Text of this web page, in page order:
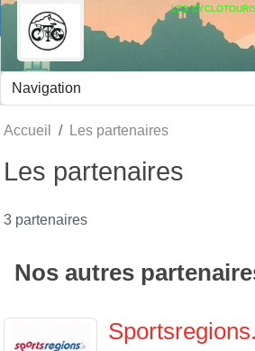
LES
Accueil Les partenaires
Les partenaires
3 partenaires
Nos autres
Panneau de gestion des cookies